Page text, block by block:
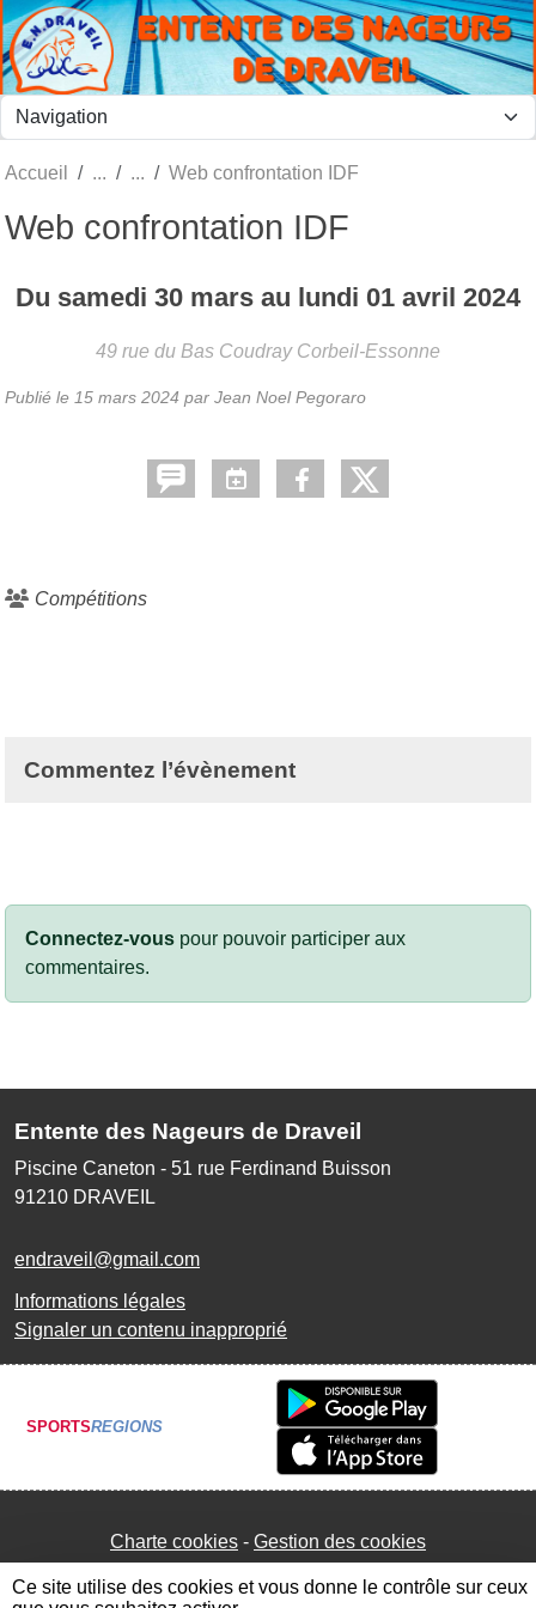
Accueil Web confrontation IDF
Web confrontation IDF
Du samedi 30 mars au lundi 01 avril 2024
49 rue du Bas Coudray Corbeil-Essonne
Publié le 15 mars 2024 par Jean Noel Pegoraro
Compétitions
Commentez l’évènement
Connectez-vous pour pouvoir participer aux
commentaires.
Entente des Nageurs de Draveil
Piscine Caneton - 51 rue Ferdinand Buisson
91210 DRAVEIL
endraveil@gmail.com
Informations légales
Signaler un contenu inapproprié
SPORTSREGIONS
Charte cookies Gestion des cookies
Panneau de gestion des cookies
Ce site utilise des cookies et vous donne le contrôle sur ceux